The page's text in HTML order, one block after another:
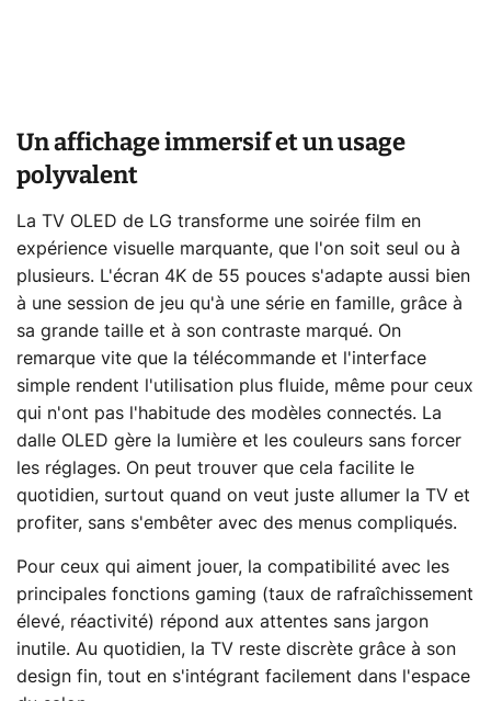
Un affichage immersif et un usage
polyvalent
La TV OLED de LG transforme une soirée film en
expérience visuelle marquante, que l'on soit seul ou à
plusieurs. L'écran 4K de 55 pouces s'adapte aussi bien
à une session de jeu qu'à une série en famille, grâce à
sa grande taille et à son contraste marqué. On
remarque vite que la télécommande et l'interface
simple rendent l'utilisation plus fluide, même pour ceux
qui n'ont pas l'habitude des modèles connectés. La
dalle OLED gère la lumière et les couleurs sans forcer
les réglages. On peut trouver que cela facilite le
quotidien, surtout quand on veut juste allumer la TV et
profiter, sans s'embêter avec des menus compliqués.
Pour ceux qui aiment jouer, la compatibilité avec les
principales fonctions gaming (taux de rafraîchissement
élevé, réactivité) répond aux attentes sans jargon
inutile. Au quotidien, la TV reste discrète grâce à son
design fin, tout en s'intégrant facilement dans l'espace